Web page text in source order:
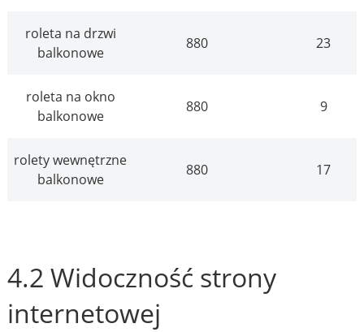
roleta na drzwi
balkonowe
880 23
roleta na okno
balkonowe
880 9
rolety wewnętrzne
balkonowe
880 17
4.2 Widoczność strony
internetowej